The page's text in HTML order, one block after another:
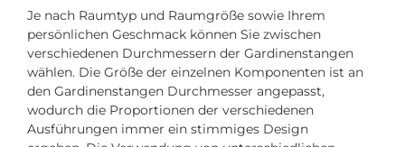
Je nach Raumtyp und Raumgröße sowie Ihrem
persönlichen Geschmack können Sie zwischen
verschiedenen Durchmessern der Gardinenstangen
wählen. Die Größe der einzelnen Komponenten ist an
den Gardinenstangen Durchmesser angepasst,
wodurch die Proportionen der verschiedenen
Ausführungen immer ein stimmiges Design